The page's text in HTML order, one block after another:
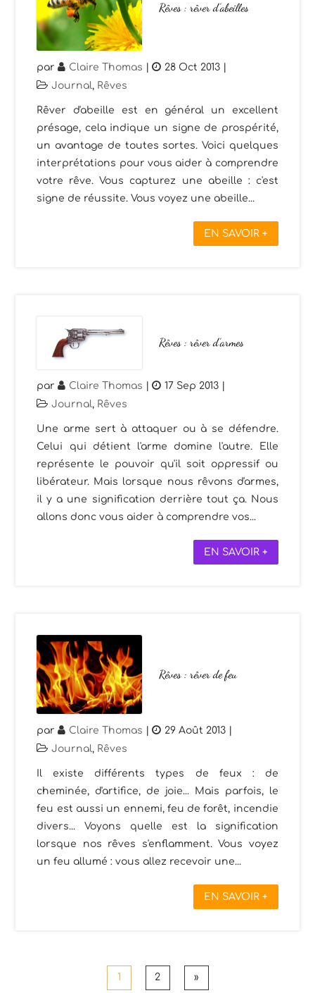
Rêves : rêver d’abeilles
par Claire Thomas | 28 Oct 2013
Journal, Rêves
Rêver d'abeille est en général un excellent
présage, cela indique un signe de prospérité,
un avantage de toutes sortes. Voici quelques
interprétations pour vous aider à comprendre
votre rêve. Vous capturez une abeille : c'est
signe de réussite. Vous voyez une abeille...
EN SAVOIR +
Rêves : rêver d’armes
par Claire Thomas | 17 Sep 2013
Journal, Rêves
Une arme sert à attaquer ou à se défendre.
Celui qui détient l'arme domine l'autre. Elle
représente le pouvoir qu'il soit oppressif ou
libérateur. Mais lorsque nous rêvons d'armes,
il y a une signification derrière tout ça. Nous
allons donc vous aider à comprendre vos...
EN SAVOIR +
Rêves : rêver de feu
par Claire Thomas | 29 Août 2013
Journal, Rêves
Il existe différents types de feux : de
cheminée, d'artifice, de joie... Mais parfois, le
feu est aussi un ennemi, feu de forêt, incendie
divers... Voyons quelle est la signification
lorsque nos rêves s'enflamment. Vous voyez
un feu allumé : vous allez recevoir une...
EN SAVOIR +
1 2 »